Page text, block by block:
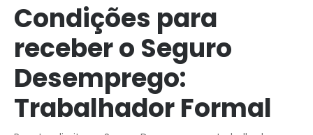
Condições para
receber o Seguro
Desemprego:
Trabalhador Formal